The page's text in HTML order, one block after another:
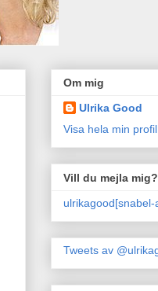
Om mig
Ulrika Good
Visa hela min profil
Vill du mejla mig?
Tweets av